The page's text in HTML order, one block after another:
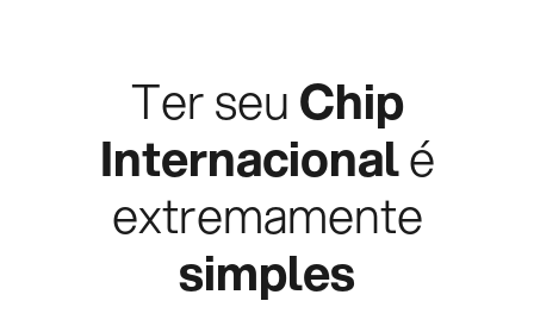
Ter seuChip
Internacionalé
extremamente
simples